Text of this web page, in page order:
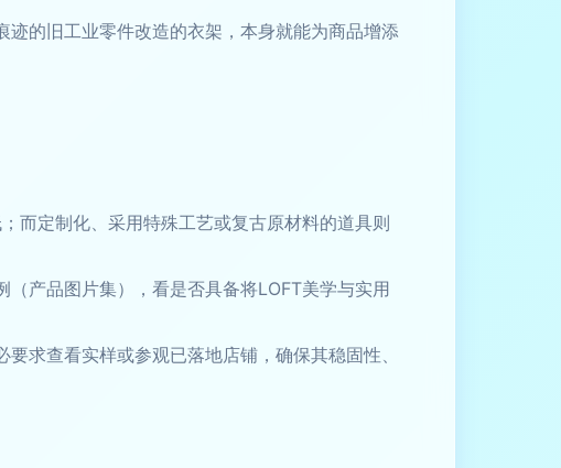
迹的旧工业零件改造的衣架，本身就能为商品增添
而定制化、采用特殊工艺或复古原材料的道具则
产品图片集），看是否具备将LOFT美学与实用
求查看实样或参观已落地店铺，确保其稳固性、